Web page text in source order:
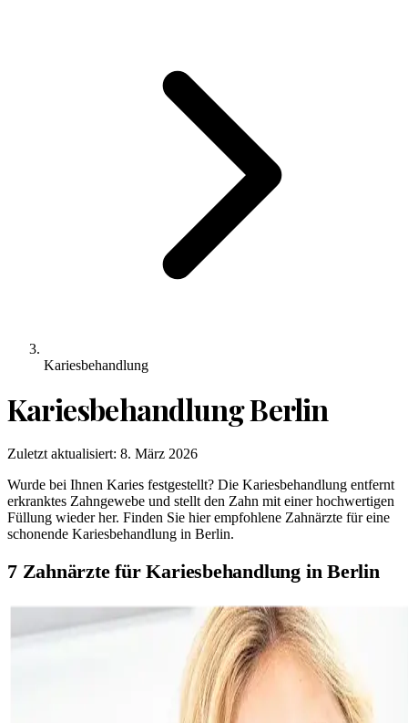
Kariesbehandlung
KariesbehandlungBerlin
Zuletzt aktualisiert: 8. März 2026
Wurde bei Ihnen Karies festgestellt? Die Kariesbehandlung entfernt
erkranktes Zahngewebe und stellt den Zahn mit einer hochwertigen
Füllung wieder her. Finden Sie hier empfohlene Zahnärzte für eine
schonende Kariesbehandlung in Berlin.
7 Zahnärzte für Kariesbehandlung in Berlin